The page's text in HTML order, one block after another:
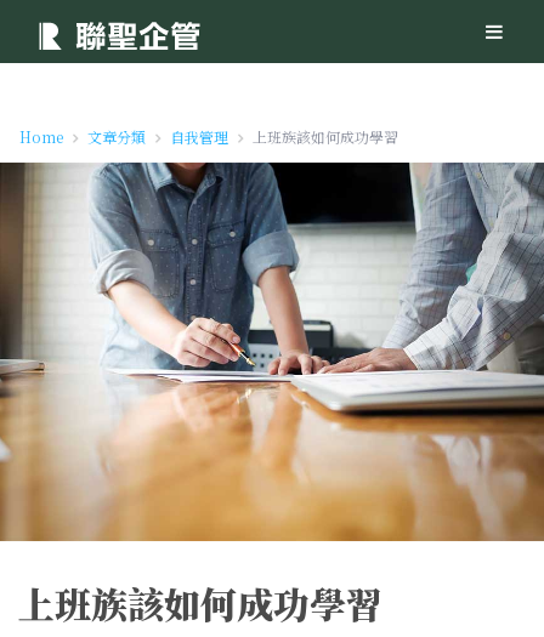
Home 文章分類 自我管理 上班族該如何成功學習
上班族該如何成功學習